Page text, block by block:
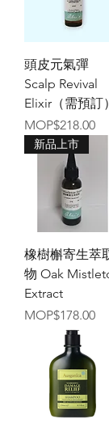
頭皮元氣彈
Scalp Revival
Elixir（需預訂）
價格
MOP$218.00
新品上市
橡樹槲寄生萃
物 Oak
Extract
價格
MOP$178.00